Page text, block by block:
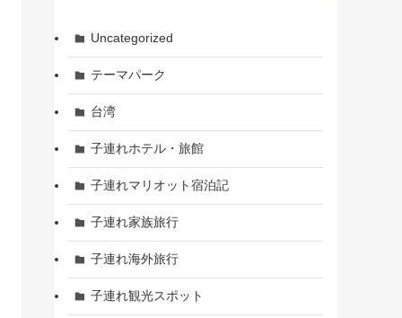
Uncategorized
テーマパーク
台湾
子連れホテル・旅館
子連れマリオット宿泊記
子連れ家族旅行
子連れ海外旅行
子連れ観光スポット